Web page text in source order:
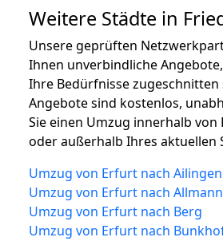
Weitere Städte in
Unsere geprüften
Ihnen unverbindliche
Ihre Bedürfnisse zugeschnitten
Angebote sind kostenlos,
Sie einen Umzug innerhalb von
oder außerhalb Ihres aktuellen
Umzug von Erfurt nach Ailingen
Umzug von Erfurt nach
Umzug von Erfurt nach Berg
Umzug von Erfurt nach